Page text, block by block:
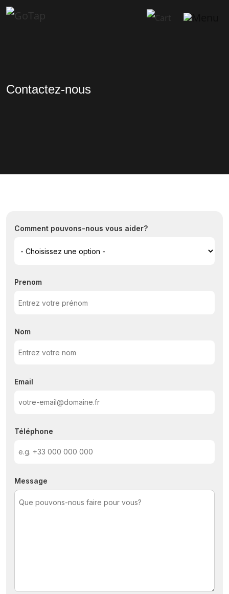
Contactez-nous
Comment pouvons-nous vous aider?
Prenom
Nom
Email
Téléphone
Message